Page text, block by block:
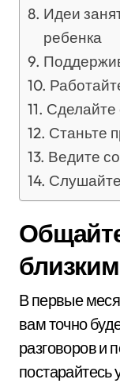
Идеи
ребенка
Сделайте
Станьте
Ведите
В первые
вам точно
разговоров и